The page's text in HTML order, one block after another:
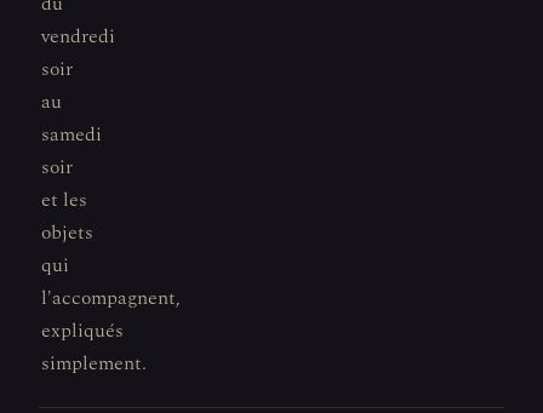
vendredi
soir
au
samedi
soir
et les
objets
qui
l'accompagnent,
expliqués
simplement.